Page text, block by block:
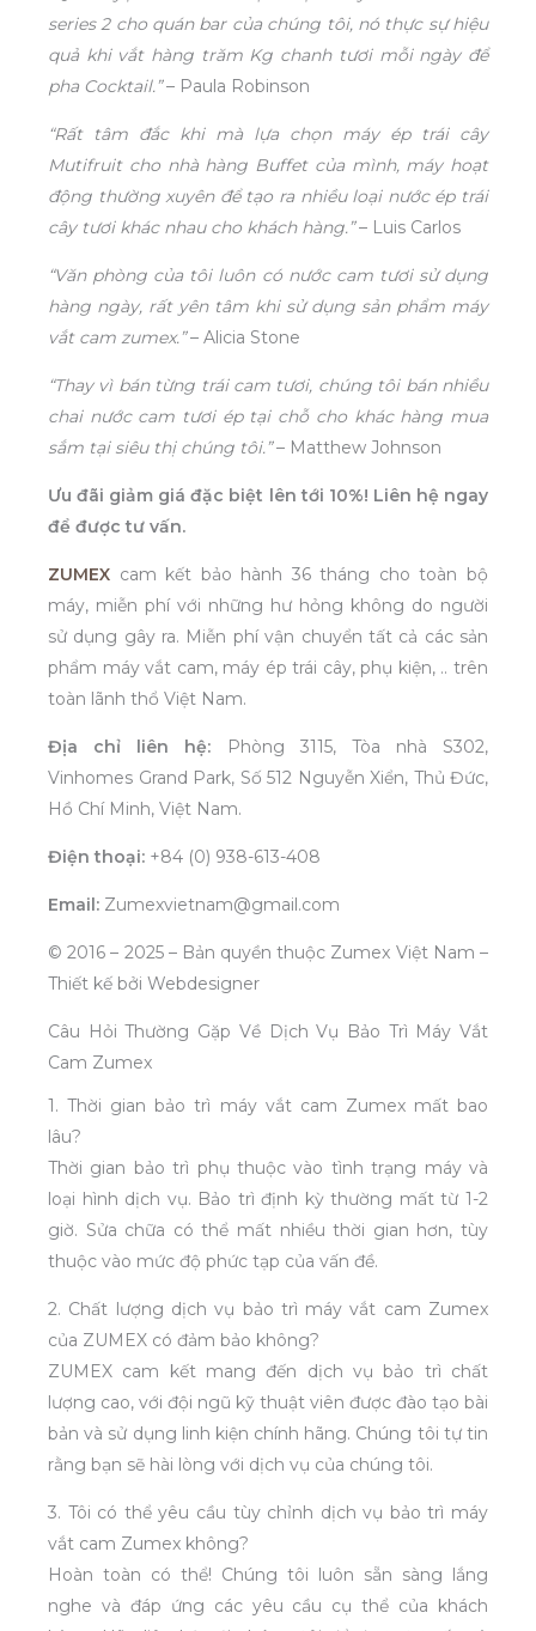
series 2 cho quán bar của chúng tôi, nó thực sự hiệu
quả khi vắt hàng trăm Kg chanh tươi mỗi ngày để
pha Cocktail.”– Paula Robinson
“Rất tâm đắc khi mà lựa chọn máy ép trái cây
Mutifruit cho nhà hàng Buffet của mình, máy hoạt
động thường xuyên để tạo ra nhiều loại nước ép trái
cây tươi khác nhau cho khách hàng.”– Luis Carlos
“Văn phòng của tôi luôn có nước cam tươi sử dụng
hàng ngày, rất yên tâm khi sử dụng sản phẩm máy
vắt cam zumex.”– Alicia Stone
“Thay vì bán từng trái cam tươi, chúng tôi bán nhiều
chai nước cam tươi ép tại chỗ cho khác hàng mua
sắm tại siêu thị chúng tôi.”– Matthew Johnson
Ưu đãi giảm giá đặc biệt lên tới 10%! Liên hệ ngay
để được tư vấn.
ZUMEX cam kết bảo hành 36 tháng cho toàn bộ
máy, miễn phí với những hư hỏng không do người
sử dụng gây ra. Miễn phí vận chuyển tất cả các sản
phẩm máy vắt cam, máy ép trái cây, phụ kiện, .. trên
toàn lãnh thổ Việt Nam.
Địa chỉ liên hệ: Phòng 3115, Tòa nhà S302,
Vinhomes Grand Park, Số 512 Nguyễn Xiển, Thủ Đức,
Hồ Chí Minh, Việt Nam.
Điện thoại: +84 (0) 938-613-408
Email: Zumexvietnam@gmail.com
© 2016 – 2025 – Bản quyền thuộc Zumex Việt Nam –
Thiết kế bởi Webdesigner
Câu Hỏi Thường Gặp Về Dịch Vụ Bảo Trì Máy Vắt
Cam Zumex
1. Thời gian bảo trì máy vắt cam Zumex mất bao
lâu?
Thời gian bảo trì phụ thuộc vào tình trạng máy và
loại hình dịch vụ. Bảo trì định kỳ thường mất từ 1-2
giờ. Sửa chữa có thể mất nhiều thời gian hơn, tùy
thuộc vào mức độ phức tạp của vấn đề.
2. Chất lượng dịch vụ bảo trì máy vắt cam Zumex
của ZUMEX có đảm bảo không?
ZUMEX cam kết mang đến dịch vụ bảo trì chất
lượng cao, với đội ngũ kỹ thuật viên được đào tạo bài
bản và sử dụng linh kiện chính hãng. Chúng tôi tự tin
rằng bạn sẽ hài lòng với dịch vụ của chúng tôi.
3. Tôi có thể yêu cầu tùy chỉnh dịch vụ bảo trì máy
vắt cam Zumex không?
Hoàn toàn có thể! Chúng tôi luôn sẵn sàng lắng
nghe và đáp ứng các yêu cầu cụ thể của khách